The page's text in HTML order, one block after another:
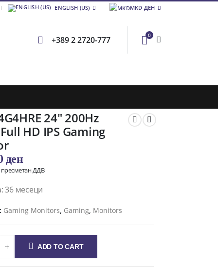
ENGLISH (US) MKD ДЕН
+389 2 2720-777 0
24″ 200Hz
HD IPS Gaming
ден
пресметан ДДВ
36 месеци
Gaming Monitors, Gaming, Monitors
ADD TO CART